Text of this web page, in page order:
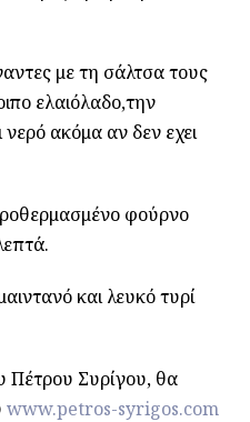
με τη σάλτσα τους
ελαιόλαδο,την
νερό ακόμα αν δεν εχει
φούρνο
και λευκό τυρί
Πέτρου Συρίγου, θα
www.petros-syrigos.com